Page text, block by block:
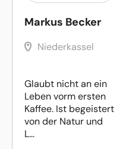
Markus Becker
Niederkassel
Glaubt nicht an ein
Leben vorm ersten
Kaffee. Ist begeistert
von der Natur und
L...